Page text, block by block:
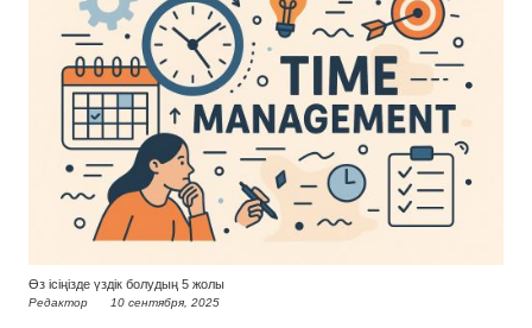
Өз ісіңізде үздік болудың 5 жолы
Редактор 10 сентября, 2025